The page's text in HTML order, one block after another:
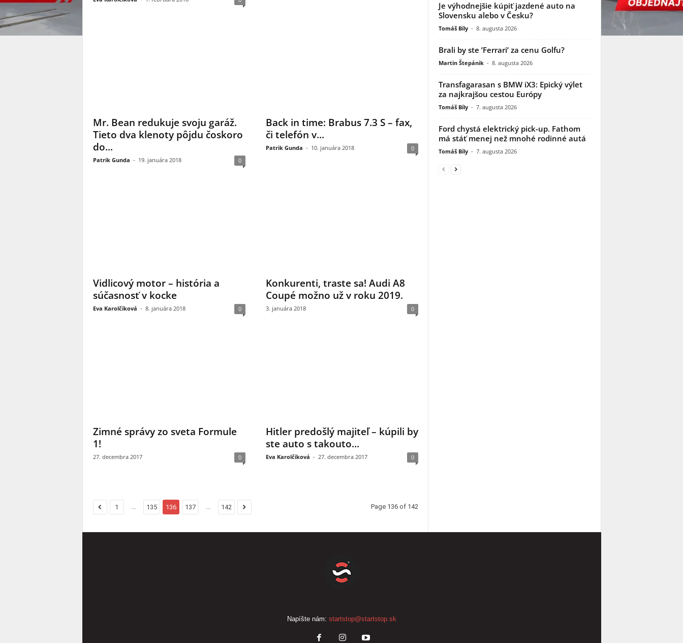
Mr. Bean redukuje svoju garáž.
Tieto dva klenoty pôjdu čoskoro
do...
Patrik Gunda - 19. januára 2018 0
Back in time: Brabus 7.3 S – fax,
či telefón v...
Patrik Gunda - 10. januára 2018 0
Vidlicový motor – história a
súčasnosť v kocke
Eva Karolčíková - 8. januára 2018 0
Konkurenti, traste sa! Audi A8
Coupé možno už v roku 2019.
3. januára 2018 0
Zimné správy zo sveta Formule
1!
27. decembra 2017 0
Hitler predošlý majiteľ – kúpili by
ste auto s takouto...
Eva Karolčíková - 27. decembra 2017 0
1 135 136 137 142 Page 136 of 142
Je výhodnejšie kúpiť jazdené auto na
Slovensku alebo v Česku?
Tomáš Bíly - 8. augusta 2026
Brali by ste ’Ferrari’ za cenu Golfu?
Martin Štepánik - 8. augusta 2026
Transfagarasan s BMW iX3: Epický výlet
za najkrajšou cestou Európy
Tomáš Bíly - 7. augusta 2026
Ford chystá elektrický pick-up. Fathom
má stáť menej než mnohé rodinné autá
Tomáš Bíly - 7. augusta 2026
Napíšte nám: startstop@startstop.sk